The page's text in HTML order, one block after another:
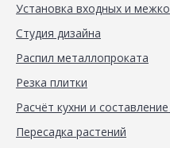
Установка входных и
Студия дизайна
Распил металлопроката
Резка плитки
Расчёт кухни и
Пересадка растений